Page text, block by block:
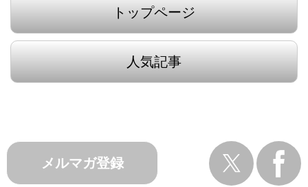
トップページ
人気記事
メルマガ登録